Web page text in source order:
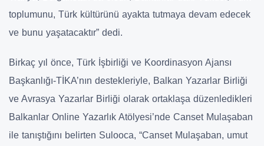
toplumunu, Türk kültürünü ayakta tutmaya devam edecek
ve bunu yaşatacaktır” dedi.
Birkaç yıl önce, Türk İşbirliği ve Koordinasyon Ajansı
Başkanlığı-TİKA’nın destekleriyle, Balkan Yazarlar Birliği
ve Avrasya Yazarlar Birliği olarak ortaklaşa düzenledikleri
Balkanlar Online Yazarlık Atölyesi’nde Canset Mulaşaban
ile tanıştığını belirten Sulooca, “Canset Mulaşaban, umut